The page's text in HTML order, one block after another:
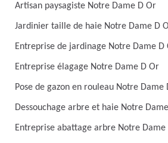
Artisan paysagiste Notre Dame D Or
Jardinier taille de haie Notre Dame D
Entreprise de jardinage Notre Dame D
Entreprise élagage Notre Dame D Or
Pose de gazon en rouleau Notre Dame
Dessouchage arbre et haie Notre
Entreprise abattage arbre Notre Dame